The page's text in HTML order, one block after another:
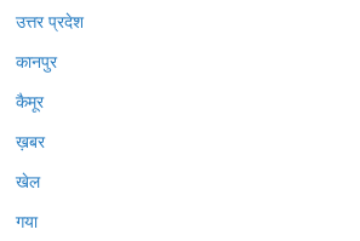
उत्तर प्रदेश
कानपुर
कैमूर
ख़बर
खेल
गया